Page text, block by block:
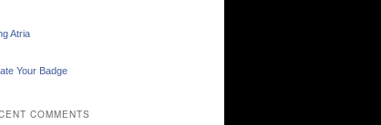
Atria
Your Badge
COMMENTS